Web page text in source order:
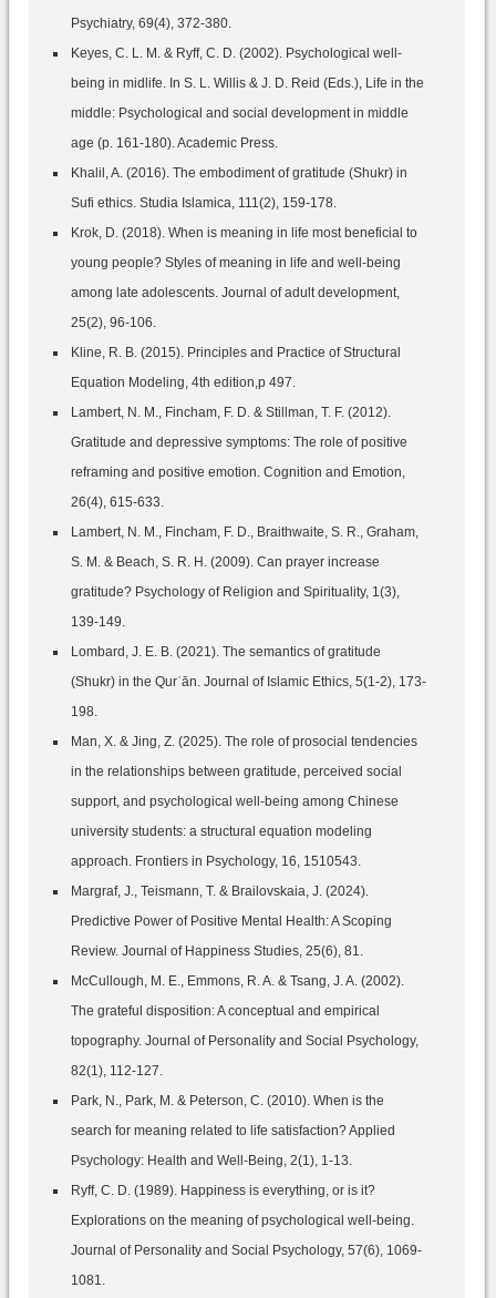
Psychiatry, 69(4), 372-380.
Keyes, C. L. M. & Ryff, C. D. (2002). Psychological well-
being in midlife. In S. L. Willis & J. D. Reid (Eds.), Life in the
middle: Psychological and social development in middle
age (p. 161-180). Academic Press.
Khalil, A. (2016). The embodiment of gratitude (Shukr) in
Sufi ethics. Studia Islamica, 111(2), 159-178.
Krok, D. (2018). When is meaning in life most beneficial to
young people? Styles of meaning in life and well-being
among late adolescents. Journal of adult development,
25(2), 96-106.‌
Kline, R. B. (2015). Principles and Practice of Structural
Equation Modeling, 4th edition,p 497.
Lambert, N. M., Fincham, F. D. & Stillman, T. F. (2012).
Gratitude and depressive symptoms: The role of positive
reframing and positive emotion. Cognition and Emotion,
26(4), 615-633.
Lambert, N. M., Fincham, F. D., Braithwaite, S. R., Graham,
S. M. & Beach, S. R. H. (2009). Can prayer increase
gratitude? Psychology of Religion and Spirituality, 1(3),
139-149.
Lombard, J. E. B. (2021). The semantics of gratitude
(Shukr) in the Qurʾān. Journal of Islamic Ethics, 5(1-2), 173-
198.
Man, X. & Jing, Z. (2025). The role of prosocial tendencies
in the relationships between gratitude, perceived social
support, and psychological well-being among Chinese
university students: a structural equation modeling
approach. Frontiers in Psychology, 16, 1510543.
Margraf, J., Teismann, T. & Brailovskaia, J. (2024).
Predictive Power of Positive Mental Health: A Scoping
Review. Journal of Happiness Studies, 25(6), 81.
McCullough, M. E., Emmons, R. A. & Tsang, J. A. (2002).
The grateful disposition: A conceptual and empirical
topography. Journal of Personality and Social Psychology,
82(1), 112-127.
Park, N., Park, M. & Peterson, C. (2010). When is the
search for meaning related to life satisfaction? Applied
Psychology: Health and Well-Being, 2(1), 1-13.
Ryff, C. D. (1989). Happiness is everything, or is it?
Explorations on the meaning of psychological well-being.
Journal of Personality and Social Psychology, 57(6), 1069-
1081.